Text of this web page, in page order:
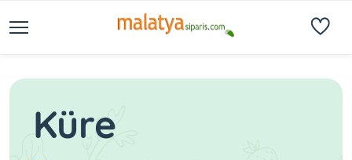
Küre